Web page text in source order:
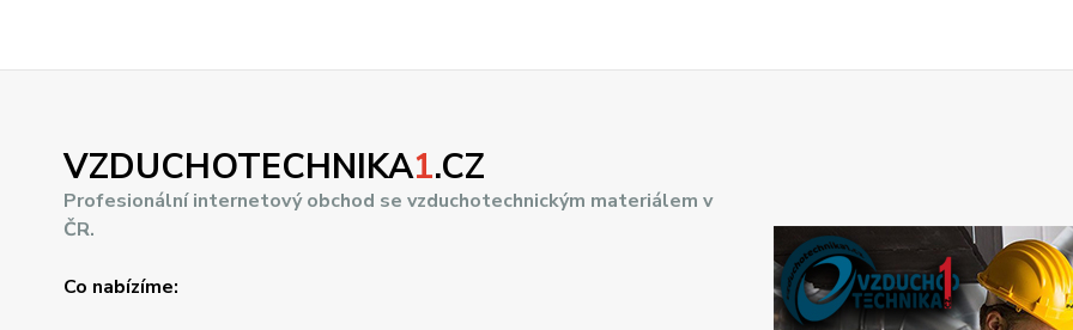
VZDUCHOTECHNIKA1.CZ
Profesionální internetový obchod se vzduchotechnickým materiálem v
ČR.
Co nabízíme: